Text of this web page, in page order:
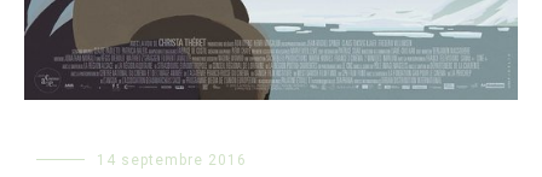
14 septembre 2016